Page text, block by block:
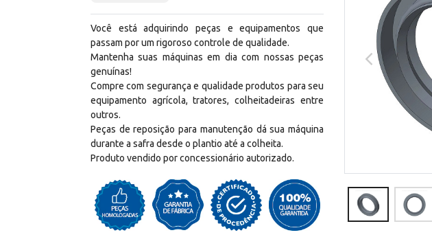
Você está adquirindo peças e equipamentos que
passam por um rigoroso controle de qualidade.
Mantenha suas máquinas em dia com nossas peças
genuínas!
Compre com segurança e qualidade produtos para seu
equipamento agrícola, tratores, colheitadeiras entre
outros.
Peças de reposição para manutenção dá sua máquina
durante a safra desde o plantio até a colheita.
Produto vendido por concessionário autorizado.